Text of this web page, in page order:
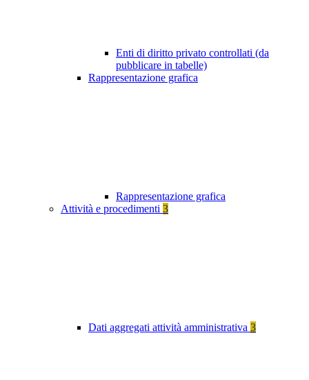
Enti di diritto privato controllati (da
pubblicare in tabelle)
Rappresentazione grafica
Rappresentazione grafica
Attività e procedimenti 3
Dati aggregati attività amministrativa 3